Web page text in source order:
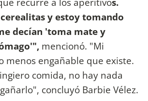
y estoy tomando
decían 'toma mate y
mencionó. "Mi
menos engañable que existe.
comida, no hay nada
concluyó Barbie Vélez.